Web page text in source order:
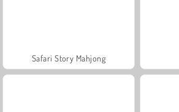
Safari Story Mahjong